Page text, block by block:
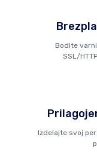
Bodite
SSL/
Izdelajte svoj